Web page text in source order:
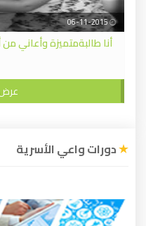
06-11-2015
أنا طالبةمتميزة وأعاني
دورات واعي الأسرية